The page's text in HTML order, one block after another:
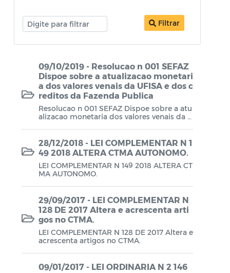
Legislação ISS
Legislação Tributária - IPTU
Lei Aldir Blanc
Lei Aldir Blanc - PNAB 2
Lei Aldir Blanc - PNAB 2025
Lei Aldir Blanc - EDITAL EMERGENCIAL
DE PROJETOS CULTURAIS
Lei Aldir Blanc - SUBSÍDIO
EMERGENCIAL DA CULTURA
Lei Complementar
Leis Sobre o Coronavírus COVID-19
Filtrar
09/10/2019 - Resolucao n 001 SEFAZ
Dispoe sobre a atualizacao monetari
a dos valores venais da UFISA e dos c
reditos da Fazenda Publica
Resolucao n 001 SEFAZ Dispoe sobre a atu
alizacao monetaria dos valores venais da U
28/12/2018 - LEI COMPLEMENTAR N 1
49 2018 ALTERA CTMA AUTONOMO.
LEI COMPLEMENTAR N 149 2018 ALTERA CT
MA AUTONOMO.
29/09/2017 - LEI COMPLEMENTAR N
128 DE 2017 Altera e acrescenta arti
gos no CTMA.
LEI COMPLEMENTAR N 128 DE 2017 Altera e
acrescenta artigos no CTMA.
09/01/2017 - LEI ORDINARIA N 2 146